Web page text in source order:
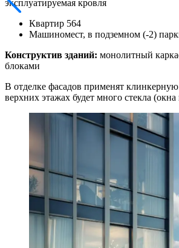
эксплуатируемая кровля
Квартир 564
Машиномест, в подземном (-2)
Конструктив зданий: монолитный
блоками
В отделке фасадов применят клинкерную
верхних этажах будет много стекла